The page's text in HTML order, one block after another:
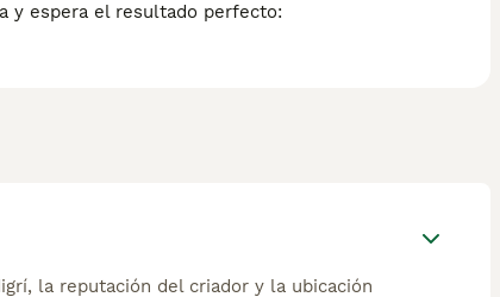
y espera el resultado perfecto:
la reputación del criador y la ubicación